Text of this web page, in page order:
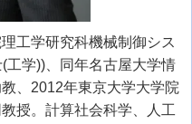
工学研究科機械制御シス
(工学)) 、同年名古屋大学情
、 2012年東京大学大学院
授。計算社会科学、人工